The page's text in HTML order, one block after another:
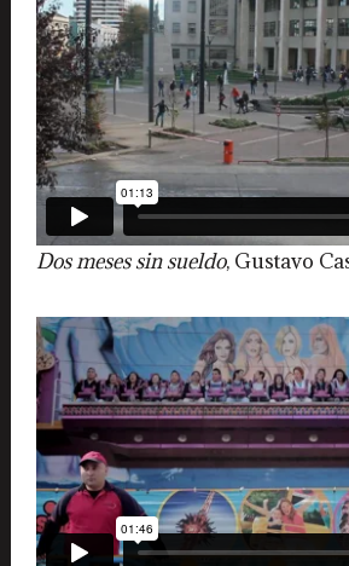
Dos meses sin sueldo, Gustavo